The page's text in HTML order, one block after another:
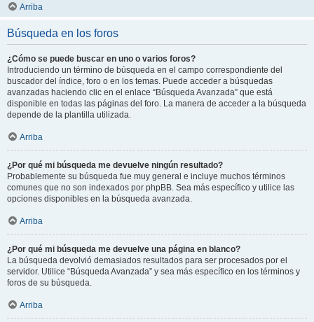
Arriba
Búsqueda en los foros
¿Cómo se puede buscar en uno o varios foros?
Introduciendo un término de búsqueda en el campo correspondiente del
buscador del índice, foro o en los temas. Puede acceder a búsquedas
avanzadas haciendo clic en el enlace “Búsqueda Avanzada” que está
disponible en todas las páginas del foro. La manera de acceder a la búsqueda
depende de la plantilla utilizada.
Arriba
¿Por qué mi búsqueda me devuelve ningún resultado?
Probablemente su búsqueda fue muy general e incluye muchos términos
comunes que no son indexados por phpBB. Sea más específico y utilice las
opciones disponibles en la búsqueda avanzada.
Arriba
¿Por qué mi búsqueda me devuelve una página en blanco?
La búsqueda devolvió demasiados resultados para ser procesados por el
servidor. Utilice “Búsqueda Avanzada” y sea más específico en los términos y
foros de su búsqueda.
Arriba